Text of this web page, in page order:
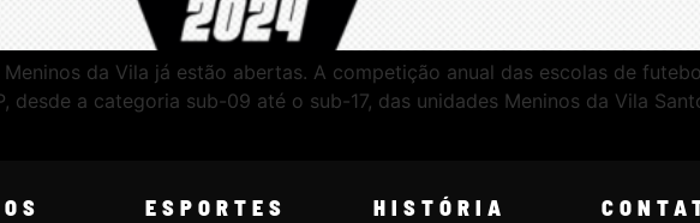
da Vila já estão abertas. A competição anual das escolas de
desde a categoria sub-09 até o sub-17, das unidades Meninos da Vila
ESPORTES HISTÓRIA